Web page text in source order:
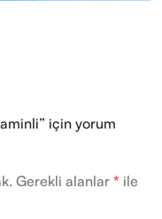
için yorum
Gerekli alanlar * ile